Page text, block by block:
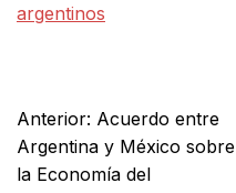
argentinos
Anterior: Acuerdo entre
Argentina y México sobre
la Economía del